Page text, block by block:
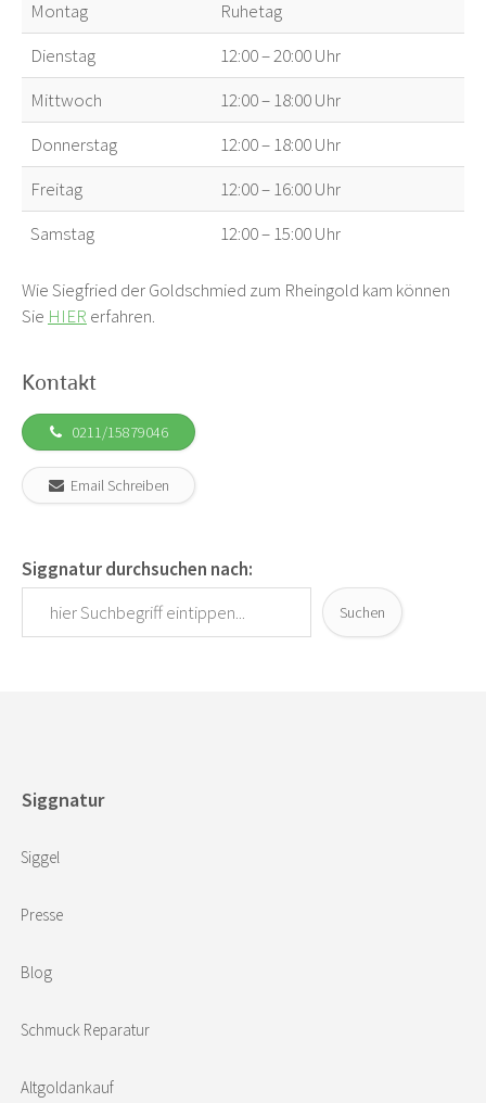
Montag
Ruhetag
Dienstag
12:00 – 20:00 Uhr
Mittwoch
12:00 – 18:00 Uhr
Donnerstag
12:00 – 18:00 Uhr
Freitag
12:00 – 16:00 Uhr
Samstag
12:00 – 15:00 Uhr
Wie Siegfried der Goldschmied zum Rheingold kam können
Sie HIER erfahren.
Kontakt
0211/15879046
Email Schreiben
Siggnatur durchsuchen nach:
Suchen
Siggnatur
Siggel
Presse
Blog
Schmuck Reparatur
Altgoldankauf